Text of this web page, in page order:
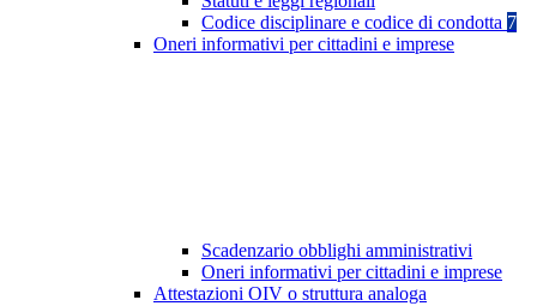
Codice disciplinare e codice di condotta 7
Oneri informativi per cittadini e imprese
Scadenzario obblighi amministrativi
Oneri informativi per cittadini e imprese
Attestazioni OIV o struttura analoga